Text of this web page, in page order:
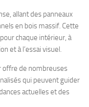
allant des panneaux
en bois massif. Cette
chaque intérieur, à
et à l’essai visuel.
offre de nombreuses
qui peuvent guider
actuelles et des